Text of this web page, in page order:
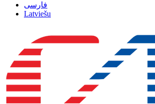
فارسی
Latviešu